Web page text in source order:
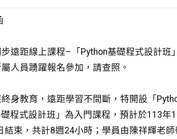
遠距線上課程–「Python基礎程式設計
人員踴躍報名參加，請查照。
身教育，遠距學習不間斷，特開設「
程式設計班」為入門課程，預計於113年
結束，共計8週24小時；學員由陳祥輝老